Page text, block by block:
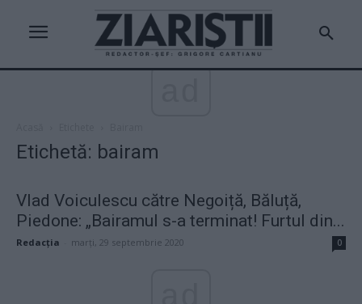
Etichetă: bairam
Vlad Voiculescu către Negoiță, Băluță,
Piedone: „Bairamul s-a terminat! Furtul din...
Redacţia marți, 29 septembrie 2020 0